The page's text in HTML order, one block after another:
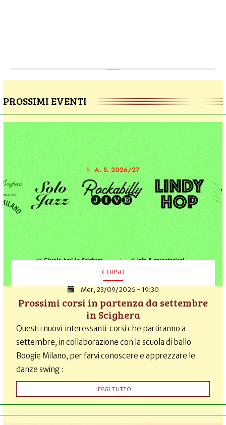
PROSSIMI EVENTI
CORSO
Mer, 23/09/2026 - 19:30
Prossimi corsi in partenza da settembre
in Scighera
Questi i nuovi interessanti corsi che partiranno a
settembre, in collaborazione con la scuola di ballo
Boogie Milano, per farvi conoscere e apprezzare le
danze swing :
LEGGI TUTTO